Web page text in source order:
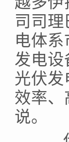
司司
电体
发电
光伏
效率
说。